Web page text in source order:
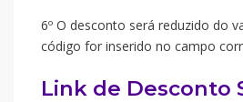
6º O desconto será reduzido do
código for inserido no campo
Link de Desconto